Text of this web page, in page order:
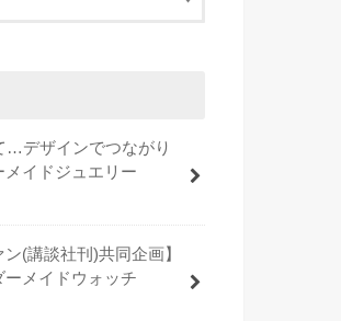
…デザインでつながり
メイドジュエリー
(講談社刊)共同企画】
ーメイドウォッチ